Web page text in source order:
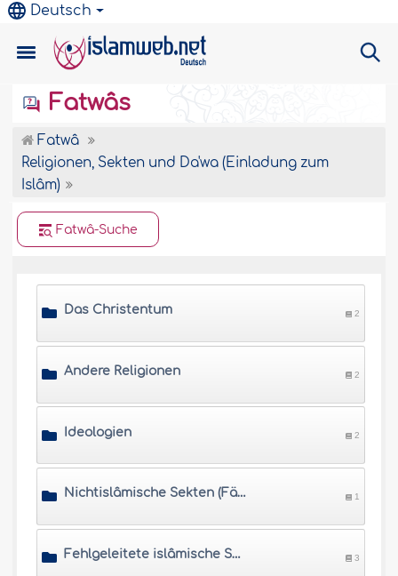
Deutsch
Fatwâs
Fatwâ
Religionen, Sekten und Da'wa (Einladung zum
Islâm)
Fatwâ-Suche
Das Christentum 2
Andere Religionen 2
Ideologien 2
Nichtislâmische Sekten (Fälschlich dem Islâm zugeschrieben) 1
Fehlgeleitete islâmische Sekten 3